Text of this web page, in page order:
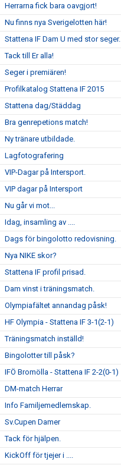
Herrarna fick bara oavgjort!
Nu finns nya Sverigelotten här!
Stattena IF Dam U med stor seger.
Tack till Er alla!
Seger i premiären!
Profilkatalog Stattena IF 2015
Stattena dag/Städdag
Bra genrepetions match!
Ny tränare utbildade.
Lagfotografering
VIP-Dagar på Intersport.
VIP dagar på Intersport
Nu går vi mot...
Idag, insamling av ....
Dags för bingolotto redovisning.
Nya NIKE skor?
Stattena IF profil prisad.
Dam vinst i träningsmatch.
Olympiafältet annandag påsk!
HF Olympia - Stattena IF 3-1(2-1)
Träningsmatch inställd!
Bingolotter till påsk?
IFÖ Bromölla - Stattena IF 2-2(0-1)
DM-match Herrar
Info Familjemedlemskap.
Sv.Cupen Damer
Tack för hjälpen.
KickOff för tjejer i ....